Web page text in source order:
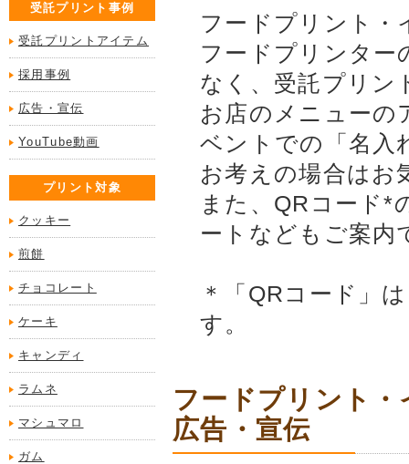
受託プリント事例
受託プリントアイテム
採用事例
広告・宣伝
YouTube動画
プリント対象
クッキー
煎餅
チョコレート
ケーキ
キャンディ
ラムネ
マシュマロ
ガム
フードプリント・
フードプリンター
なく、受託プリン
お店のメニューの
ベントでの「名入
お考えの場合はお
また、QRコード*
ートなどもご案内
＊「QRコード」
す。
フードプリント
広告・宣伝